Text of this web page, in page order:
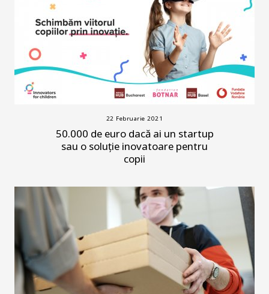
22 Februarie 2021
50.000 de euro dacă ai un startup
sau o soluție inovatoare pentru
copii